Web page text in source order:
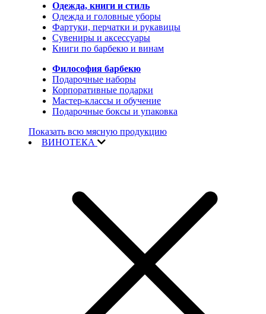
Одежда, книги и стиль
Одежда и головные уборы
Фартуки, перчатки и рукавицы
Сувениры и аксессуары
Книги по барбекю и винам
Философия барбекю
Подарочные наборы
Корпоративные подарки
Мастер-классы и обучение
Подарочные боксы и упаковка
Показать всю мясную продукцию
ВИНОТЕКА